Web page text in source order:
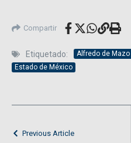
Compartir
Etiquetado: Alfredo de Mazo
Estado de México
Previous Article